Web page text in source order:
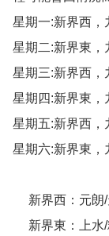
星期一:新界西，
星期二:新界東，
星期三:新界西，
星期四:新界東，
星期五:新界西，
星期六:新界東，